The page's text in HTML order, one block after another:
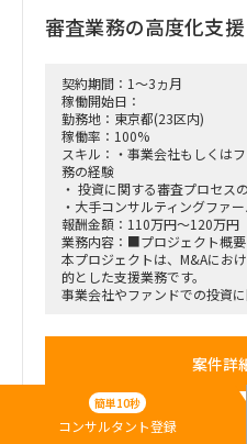
②SKUのプライシング分析と実行
幅を決定し、実行タイミングを
また、価格弾力性のデータ蓄
■プロジェクト体制
モジュールリーダーの監督の
■稼働率
100%
■プロジェクト期間
4月14日から開始し、8週間を
■出社について
・勤務地：東京クライアント
・勤務形態：最初の1週間は基
見ながら相談可
審査業務の高度化支援
契約期間：1～3ヵ月
稼働開始日：
勤務地：東京都(23区内)
稼働率：100%
スキル：・事業会社もしくは
務の経験
・ 投資に関する審査プロセス
・大手コンサルティングファ
報酬金額：110万円～120万円
業務内容：■プロジェクト概要
本プロジェクトは、M&Aにお
的とした支援業務です。
事業会社やファンドでの投資
出社時のロケーション: 東京
案件詳
簡単10秒
コンサルタント登録